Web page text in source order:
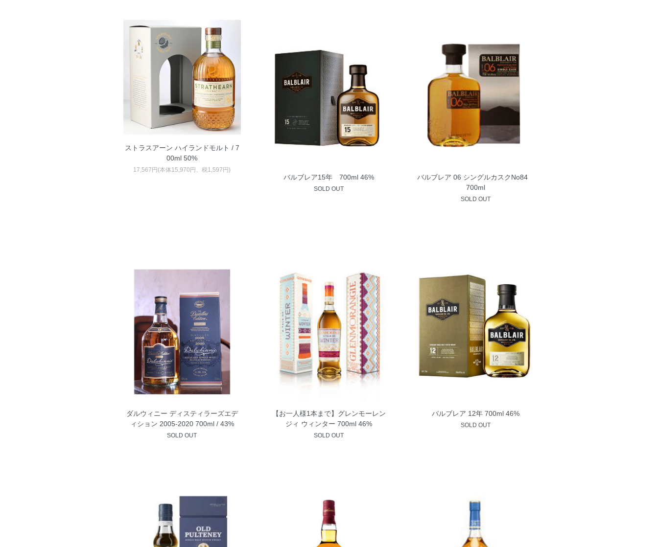
ストラスアーン ハイランドモルト / 7
00ml 50%
17,567円(本体15,970円、税1,597円)
バルブレア15年 700ml 46%
SOLD OUT
バルブレア 06 シングルカスクNo84
700ml
SOLD OUT
ダルウィニー ディスティラーズエデ
ィション 2005-2020 700ml / 43%
SOLD OUT
【お一人様1本まで】グレンモーレン
ジィ ウィンター 700ml 46%
SOLD OUT
バルブレア 12年 700ml 46%
SOLD OUT